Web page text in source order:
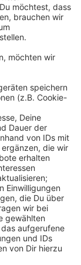
bei Ringo
wir so tun
dann auch
um uns das
kaum
aus Reken
verändert